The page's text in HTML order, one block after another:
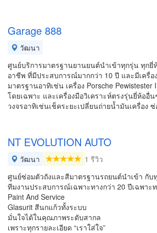
Garage 888
วัฒนา
ศูนย์บริการมาตรฐานยานยนต์นำเข้าทุกรุ่น ทุกยี่
อาชีพ ที่มีประสบการณ์มากกว่า 10 ปี และมีเครื่
มาตรฐานอาทิเช่น เครื่อง Porsche Pewistester
โดยเฉพาะ และเครื่องมือวิเคราะห์ตรงรุ่นยี่ห้ออื่น
วงจรอาทิเช่นเช็คระยะเปลี่ยนถ่ายน้ำมันเครื่อง
NT EVOLUTION AUTO
วัฒนา
1 รีวิว
ศูนย์ซ่อมตัวถังและสีมาตรฐานรถยนต์นำเข้า กั
ทีมงานประสบการณ์เฉพาะทางกว่า 20 ปีเฉพาะ
Paint And Service
Glasurit สีนกแก้วทั้งระบบ
มั่นใจได้ในคุณภาพระดับสากล
เพราะทุกรายละเอียด “เราใส่ใจ”